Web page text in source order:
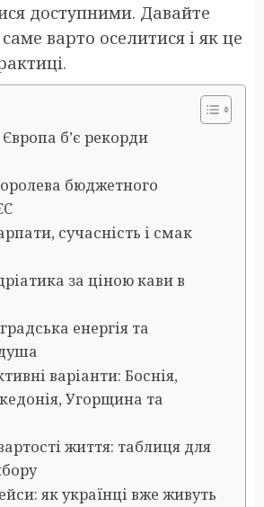
доступними. Давайте
варто оселитися і як це
б’є рекорди
бюджетного
сучасність і смак
за ціною кави в
енергія та
варіанти: Боснія,
Угорщина та
життя: таблиця для
як українці вже живуть